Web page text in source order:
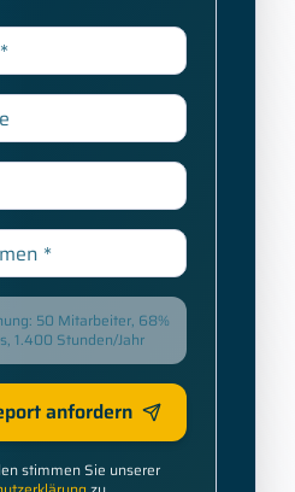
50 Mitarbeiter, 68%
1.400 Stunden/Jahr
anfordern
stimmen Sie unserer